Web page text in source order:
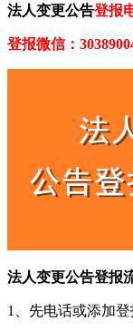
法人变更公告登报
登报微信：
法人变更公告登报
1、先电话或添加